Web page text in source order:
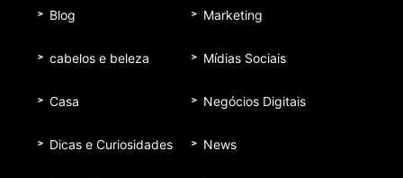
Blog
cabelos e beleza
Casa
Dicas e Curiosidades
Marketing
Mídias Sociais
Negócios Digitais
News